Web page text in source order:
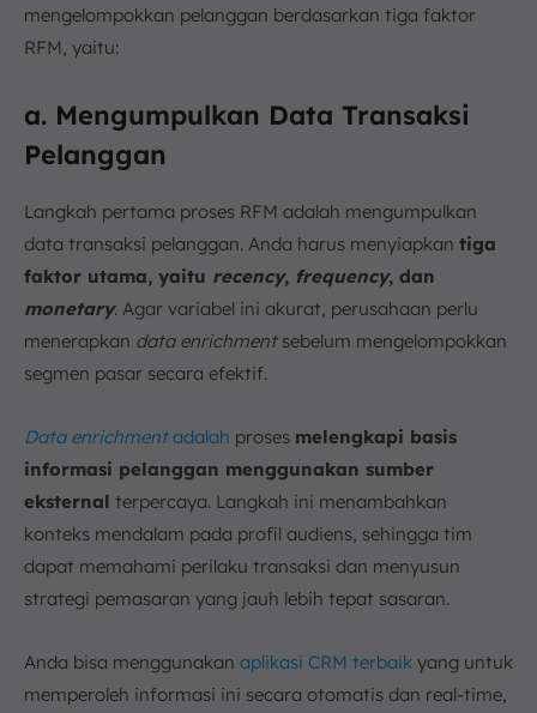
mengelompokkan pelanggan berdasarkan tiga faktor
RFM, yaitu:
a. Mengumpulkan Data Transaksi
Pelanggan
Langkah pertama proses RFM adalah mengumpulkan
data transaksi pelanggan. Anda harus menyiapkan tiga
faktor utama, yaitu recency, frequency, dan
monetary. Agar variabel ini akurat, perusahaan perlu
menerapkan data enrichmentsebelum mengelompokkan
segmen pasar secara efektif.
Data enrichmentadalah proses melengkapi basis
informasi pelanggan menggunakan sumber
eksternal terpercaya. Langkah ini menambahkan
konteks mendalam pada profil audiens, sehingga tim
dapat memahami perilaku transaksi dan menyusun
strategi pemasaran yang jauh lebih tepat sasaran.
Anda bisa menggunakan aplikasi CRM terbaik yang untuk
memperoleh informasi ini secara otomatis dan real-time,